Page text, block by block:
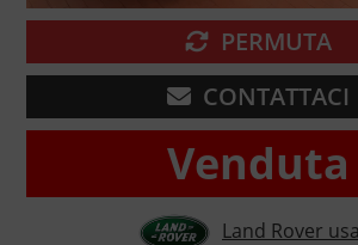
PERMUTA
CONTATTACI
Venduta
Land Rover